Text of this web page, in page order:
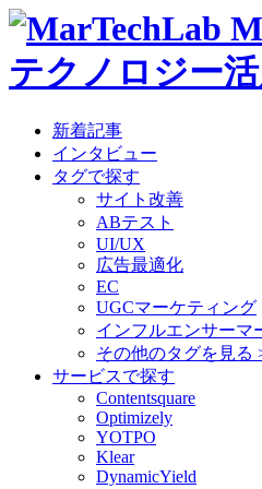
テクノロジー
新着記事
インタビュー
タグで探す
サイト改善
ABテスト
UI/UX
広告最適化
EC
UGCマーケティング
インフルエンサーマ
その他のタグを見る
サービスで探す
Contentsquare
Optimizely
YOTPO
Klear
DynamicYield